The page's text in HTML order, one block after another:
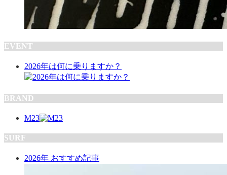
EVENT
2026年は何に乗りますか？
BRAND
M23
SURF
2026年 おすすめ記事